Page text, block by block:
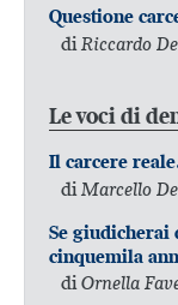
Questione
di Riccardo
Le voci di
Il carcere
di Marcello
Se giudicherai
cinquemila
diOrnella